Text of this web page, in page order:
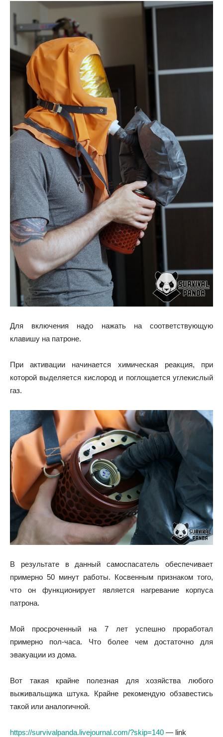
Для включения надо нажать на соответствующую
клавишу на патроне.
При активации начинается химическая реакция, при
которой выделяется кислород и поглощается углекислый
газ.
В результате в данный самоспасатель обеспечивает
примерно 50 минут работы. Косвенным признаком того,
что он функционирует является нагревание корпуса
патрона.
Мой просроченный на 7 лет успешно проработал
примерно пол-часа. Что более чем достаточно для
эвакуации из дома.
Вот такая крайне полезная для хозяйства любого
выживальщика штука. Крайне рекомендую обзавестись
такой или аналогичной.
https://survivalpanda.livejournal.com/?skip=140 — link